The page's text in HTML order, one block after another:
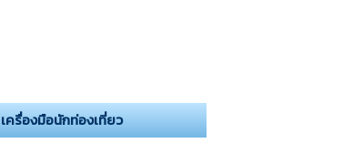
เครื่องมือนักท่องเที่ยว